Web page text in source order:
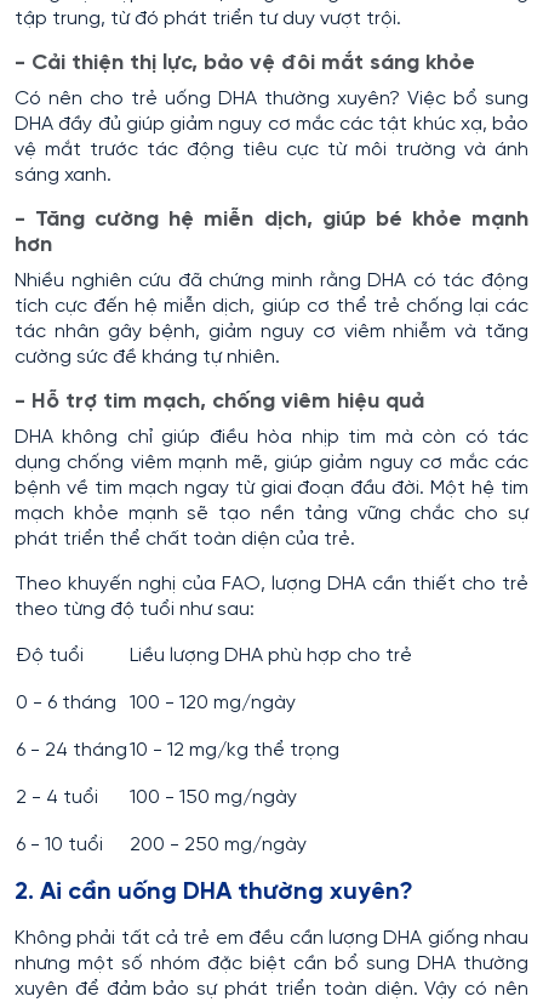
tập trung, từ đó phát triển tư duy vượt trội.
- Cải thiện thị lực, bảo vệ đôi mắt sáng khỏe
Có nên cho trẻ uống DHA thường xuyên? Việc bổ sung
DHA đầy đủ giúp giảm nguy cơ mắc các tật khúc xạ, bảo
vệ mắt trước tác động tiêu cực từ môi trường và ánh
sáng xanh.
- Tăng cường hệ miễn dịch, giúp bé khỏe mạnh
hơn
Nhiều nghiên cứu đã chứng minh rằng DHA có tác động
tích cực đến hệ miễn dịch, giúp cơ thể trẻ chống lại các
tác nhân gây bệnh, giảm nguy cơ viêm nhiễm và tăng
cường sức đề kháng tự nhiên.
- Hỗ trợ tim mạch, chống viêm hiệu quả
DHA không chỉ giúp điều hòa nhịp tim mà còn có tác
dụng chống viêm mạnh mẽ, giúp giảm nguy cơ mắc các
bệnh về tim mạch ngay từ giai đoạn đầu đời. Một hệ tim
mạch khỏe mạnh sẽ tạo nền tảng vững chắc cho sự
phát triển thể chất toàn diện của trẻ.
Theo khuyến nghị của FAO, lượng DHA cần thiết cho trẻ
theo từng độ tuổi như sau:
Độ tuổi Liều lượng DHA phù hợp cho trẻ
0 - 6 tháng 100 - 120 mg/ngày
6 - 24 tháng10 - 12 mg/kg thể trọng
2 - 4 tuổi 100 - 150 mg/ngày
6 - 10 tuổi 200 - 250 mg/ngày
2. Ai cần uống DHA thường xuyên?
Không phải tất cả trẻ em đều cần lượng DHA giống nhau
nhưng một số nhóm đặc biệt cần bổ sung DHA thường
xuyên để đảm bảo sự phát triển toàn diện. Vậy có nên